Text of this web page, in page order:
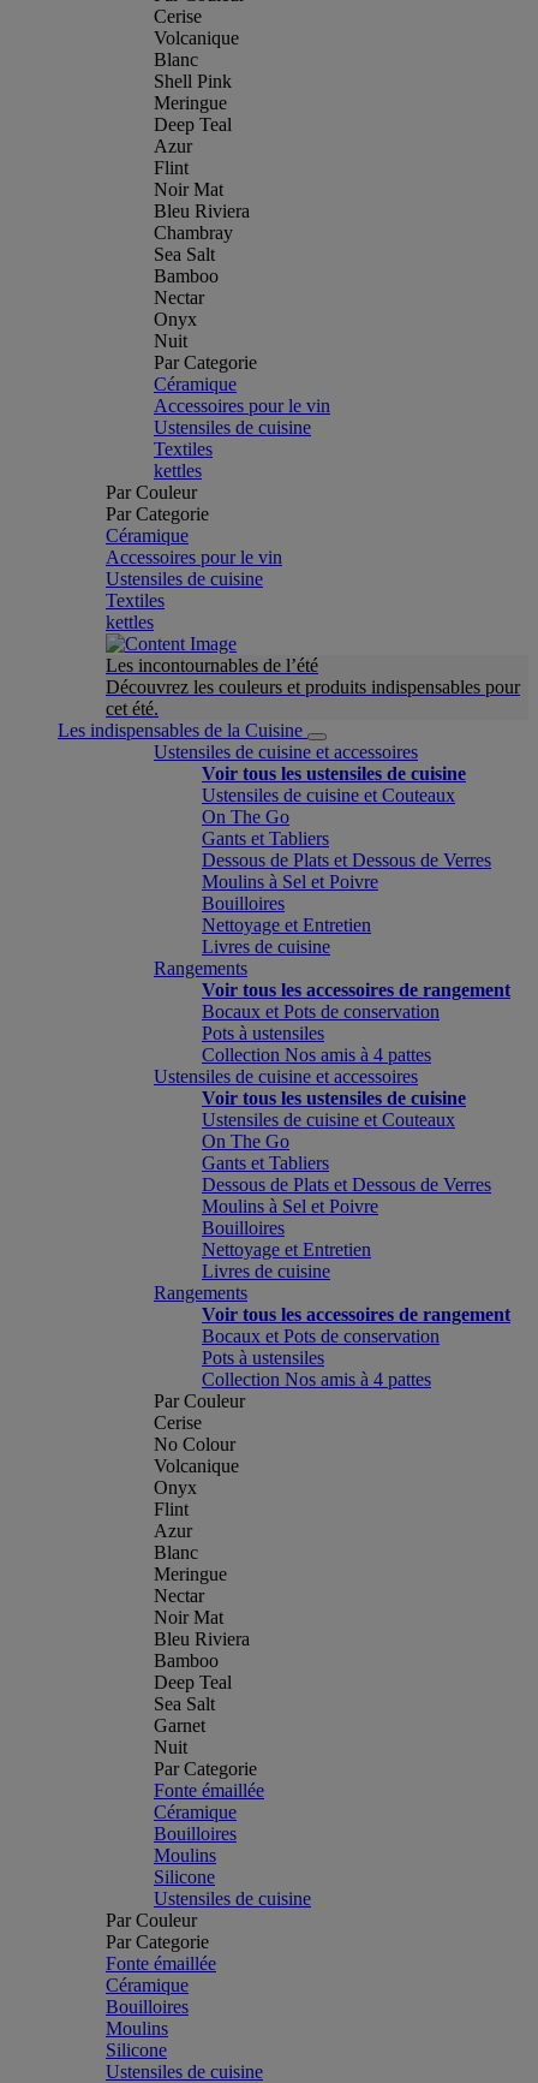
Cerise
Volcanique
Blanc
Shell Pink
Meringue
Deep Teal
Azur
Flint
Noir Mat
Bleu Riviera
Chambray
Sea Salt
Bamboo
Nectar
Onyx
Nuit
Par Categorie
Céramique
Accessoires pour le vin
Ustensiles de cuisine
Textiles
kettles
Par Couleur
Par Categorie
Céramique
Accessoires pour le vin
Ustensiles de cuisine
Textiles
kettles
Les incontournables de l’été
Découvrez les couleurs et produits indispensables pour
cet été.
Les indispensables de la Cuisine
Ustensiles de cuisine et accessoires
Voir tous les ustensiles de cuisine
Ustensiles de cuisine et Couteaux
On The Go
Gants et Tabliers
Dessous de Plats et Dessous de Verres
Moulins à Sel et Poivre
Bouilloires
Nettoyage et Entretien
Livres de cuisine
Rangements
Voir tous les accessoires de rangement
Bocaux et Pots de conservation
Pots à ustensiles
Collection Nos amis à 4 pattes
Ustensiles de cuisine et accessoires
Voir tous les ustensiles de cuisine
Ustensiles de cuisine et Couteaux
On The Go
Gants et Tabliers
Dessous de Plats et Dessous de Verres
Moulins à Sel et Poivre
Bouilloires
Nettoyage et Entretien
Livres de cuisine
Rangements
Voir tous les accessoires de rangement
Bocaux et Pots de conservation
Pots à ustensiles
Collection Nos amis à 4 pattes
Par Couleur
Cerise
No Colour
Volcanique
Onyx
Flint
Azur
Blanc
Meringue
Nectar
Noir Mat
Bleu Riviera
Bamboo
Deep Teal
Sea Salt
Garnet
Nuit
Par Categorie
Fonte émaillée
Céramique
Bouilloires
Moulins
Silicone
Ustensiles de cuisine
Par Couleur
Par Categorie
Fonte émaillée
Céramique
Bouilloires
Moulins
Silicone
Ustensiles de cuisine